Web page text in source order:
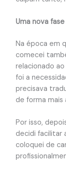
Uma nova
Na época em
comecei
relacionado
foi a
precisava
de forma mais
Por isso,
decidi facilitar
coloquei de